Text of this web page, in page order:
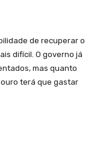
de recuperar o
difícil. O governo já
mas quanto
terá que gastar